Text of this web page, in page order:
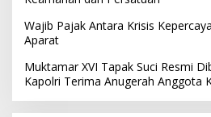
Wajib Pajak Antara Krisis
Aparat
Muktamar XVI Tapak Suci Resmi
Kapolri Terima Anugerah Anggota